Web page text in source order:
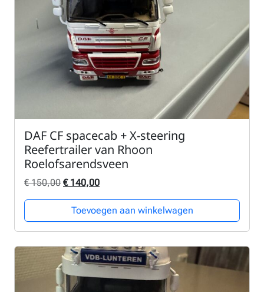
DAF CF spacecab + X-steering
Reefertrailer van Rhoon
Roelofsarendsveen
€150,00 Oorspronkelijke prijs was: € 150,00.
€140,00Huidige prijs is: € 140,00.
Toevoegen aan winkelwagen